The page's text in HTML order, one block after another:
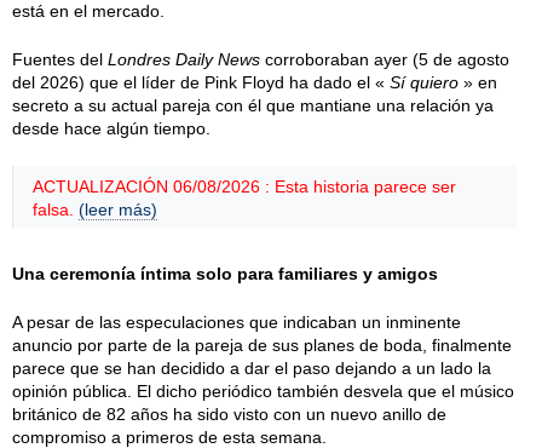
está en el mercado.
Fuentes del Londres Daily News corroboraban ayer (5 de agosto
del 2026) que el líder de Pink Floyd ha dado el « Sí quiero » en
secreto a su actual pareja con él que mantiane una relación ya
desde hace algún tiempo.
ACTUALIZACIÓN 06/08/2026 : Esta historia parece ser
falsa. (leer más)
Una ceremonía íntima solo para familiares y amigos
A pesar de las especulaciones que indicaban un inminente
anuncio por parte de la pareja de sus planes de boda, finalmente
parece que se han decidido a dar el paso dejando a un lado la
opinión pública. El dicho periódico también desvela que el músico
británico de 82 años ha sido visto con un nuevo anillo de
compromiso a primeros de esta semana.